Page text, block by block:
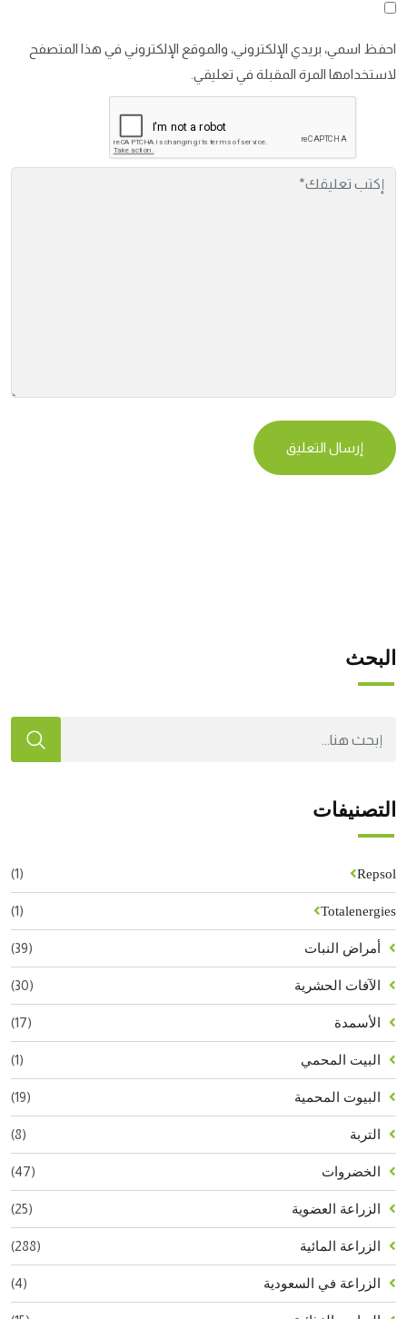
احفظ اسمي، بريدي الإلكتروني، والموقع الإلكتروني في هذا المتصفح
لاستخدامها المرة المقبلة في تعليقي.
البحث
التصنيفات
Repsol
(1)
Totalenergies
(1)
أمراض النبات (39)
الآفات الحشرية (30)
الأسمدة (17)
البيت المحمي (1)
البيوت المحمية (19)
التربة (8)
الخضروات (47)
الزراعة العضوية (25)
الزراعة المائية (288)
الزراعة في السعودية (4)